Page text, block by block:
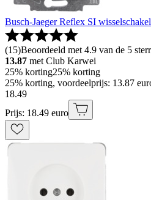
Busch-Jaeger Reflex SI
(15)Beoordeeld met 4.9 van de 5
13.87 met Club Karwei
25% korting25% korting
25% korting, voordeelprijs: 13.87
18.49
Prijs: 18.49 euro